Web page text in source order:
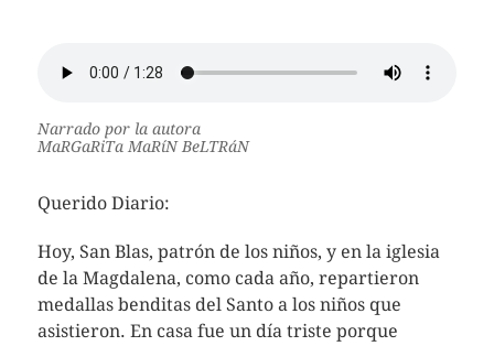
Narrado por la autora
MaRGaRiTa MaRíN BeLTRáN
Querido Diario:
Hoy, San Blas, patrón de los niños, y en la iglesia
de la Magdalena, como cada año, repartieron
medallas benditas del Santo a los niños que
asistieron. En casa fue un día triste porque